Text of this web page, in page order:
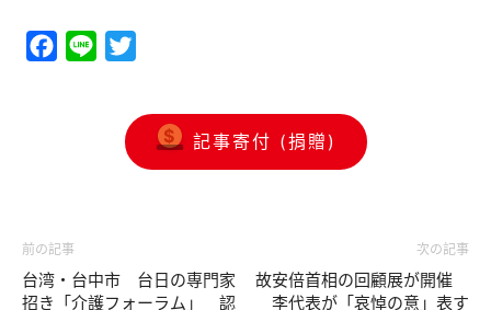
Facebook
Line
記事寄付 (捐贈)
前の記事
台湾・台中市 台日の専門家
招き「介護フォーラム」 認
次の記事
故安倍首相の回顧展が開催
李代表が「哀悼の意」表す